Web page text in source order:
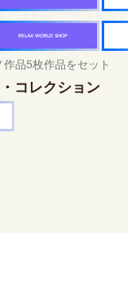
RELAX WORLD SHOP
品5枚作品をセット
コレクション